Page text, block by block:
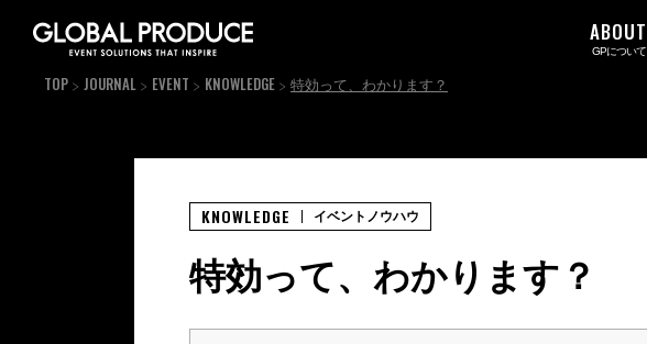
ABOUT
GPについて
TOP JOURNAL EVENT KNOWLEDGE 特効って、わかります？
特効って、わかります？
KNOWLEDGE イベントノウハウ